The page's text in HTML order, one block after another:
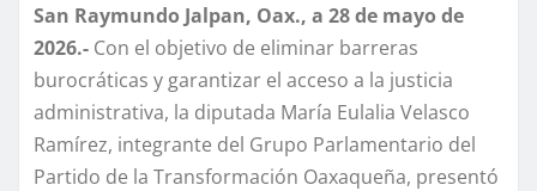
San Raymundo Jalpan, Oax., a 28 de mayo de
2026.- Con el objetivo de eliminar barreras
burocráticas y garantizar el acceso a la justicia
administrativa, la diputada María Eulalia Velasco
Ramírez, integrante del Grupo Parlamentario del
Partido de la Transformación Oaxaqueña, presentó